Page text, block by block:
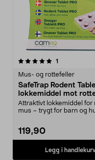
1
Mus- og rottefeller
SafeTrap Rodent
lokkemiddel mot
mus
Attraktivt lokkemiddel for
mus – trygt for barn og
119,90
Legg i